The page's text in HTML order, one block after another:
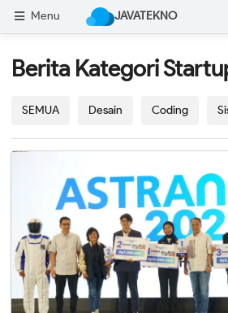
Menu JAVATEKNO
Berita Kategori
SEMUA Desain Coding